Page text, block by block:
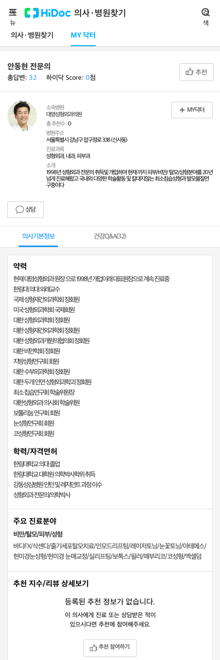
의사·병원찾기
의사·병원찾기 MY 닥터
메
뉴
검
색
안동현 전문의
총답변: 32 하이닥 Score: 0점
추천
소속병원
대영성형외과의원
총 추천수 :0
병원주소
서울특별시 강남구 압구정로 338 (신사동)
진료과목
성형외과, 내과, 피부과
소개
1998년 성형외과 전문의 취득및 개업하여 현재 까지 피부/비만/ 탈모/성형분야를 20년
넘게 진료해왔고 국내외 다양한 학술활동 및 칼대지않는 최소침습성형과 발모물질연
구중이다
상담
MY닥터
의사기본정보 건강Q&A(32)
약력
현재 대영성형외과 원장 으로 1998년 개업이래 대표원장으로 계속 진료중
한림대 의대 외래교수
국제 성형재건외과학회 정회원
미국 성형외과학회 국제회원
대한 성형외과학회 정회원
대한 성형재건외과학회 정회원
대한 성형외과개원의협의회 정회원
대한 비만학회 정회원
지방성형연구회 회원
대한 수부외과학회 정회원
대한 두개 안면 성형외과학괴 정회원
최소 칩습연구회 학술위원장
대한성형외과 의사회 학술위원
보툴리눔 연구회 회원
눈성형연구회 회원
코성형연구회 회원
학력/자격면허
한림대학교 의대 졸업
한림대학교 대학원 의학박사학위 취득
강동성심병원 인턴 및 레지던트 과정 이수
성형외과 전문의/의학박사
주요 진료분야
비만/탈모/피부/성형
바디FX/삭센다/줄기세포탈모치료/인모드리프팅/레이저토닝/눈꽃토닝/아테메스/
현미경눈성형/현미경 눈매교정/실리프팅/보톡스/필러/매부리코/코성형/엑셀덤
추천 지수/리뷰 상세보기
등록된 추천 정보가 없습니다.
이 의사에게 진료 또는 상담받은 적이
있으시다면 추천에 참여해주세요.
추천 참여하기